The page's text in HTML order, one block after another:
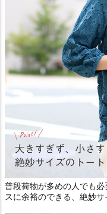
普段荷物が多めの人でも
スに余裕のできる、絶妙サ